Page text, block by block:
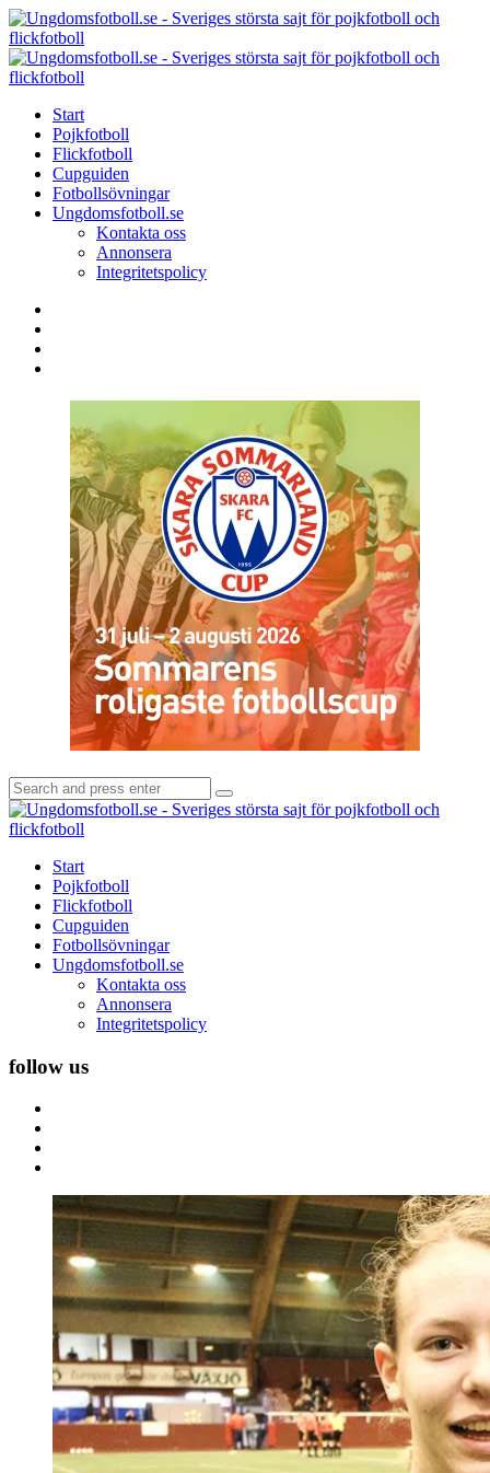
Menu
Search
Menu
Start
Pojkfotboll
Flickfotboll
Cupguiden
Fotbollsövningar
Ungdomsfotboll.se
Kontakta oss
Annonsera
Integritetspolicy
Search
for:
Search
Start
Pojkfotboll
Flickfotboll
Cupguiden
Fotbollsövningar
Ungdomsfotboll.se
Kontakta oss
Annonsera
Integritetspolicy
follow us